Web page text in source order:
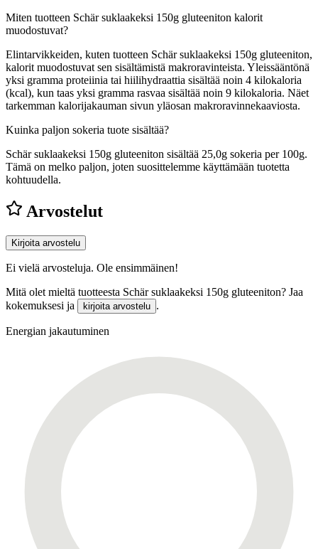
Miten tuotteen Schär suklaakeksi 150g gluteeniton kalorit
muodostuvat?
Elintarvikkeiden, kuten tuotteen Schär suklaakeksi 150g gluteeniton,
kalorit muodostuvat sen sisältämistä makroravinteista. Yleissääntönä
yksi gramma proteiinia tai hiilihydraattia sisältää noin 4 kilokaloria
(kcal), kun taas yksi gramma rasvaa sisältää noin 9 kilokaloria. Näet
tarkemman kalorijakauman sivun yläosan makroravinnekaaviosta.
Kuinka paljon sokeria tuote sisältää?
Schär suklaakeksi 150g gluteeniton sisältää 25,0g sokeria per 100g.
Tämä on melko paljon, joten suosittelemme käyttämään tuotetta
kohtuudella.
Arvostelut
Kirjoita arvostelu
Ei vielä arvosteluja. Ole ensimmäinen!
Mitä olet mieltä tuotteesta Schär suklaakeksi 150g gluteeniton? Jaa
kokemuksesi ja
kirjoita arvostelu .
Energian jakautuminen